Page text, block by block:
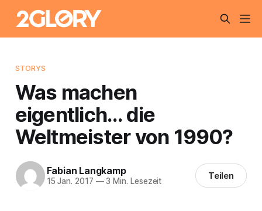
STORYS
Was machen
eigentlich… die
Weltmeister von 1990?
Fabian Langkamp
15 Jan. 2017 —3 Min. Lesezeit Teilen